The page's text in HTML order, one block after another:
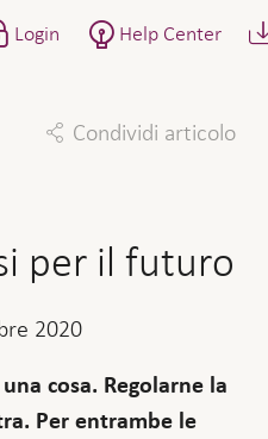
Login Help Center
Condividi articolo
per il futuro
2020
cosa. Regolarne la
Per entrambe le